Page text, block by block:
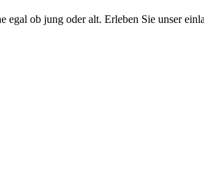
ob jung oder alt. Erleben Sie unser